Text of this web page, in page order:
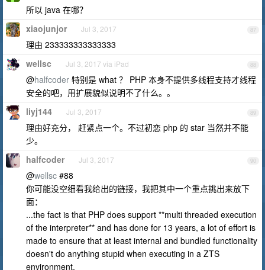
所以 java 在哪？
87
xiaojunjor Jul 3, 2017
理由 233333333333333
88
wellsc Jul 3, 2017 via iPad
@halfcoder 特别是 what ？ PHP 本身不提供多线程支持才线程
安全的吧，用扩展貌似说明不了什么。。
89
liyj144 Jul 3, 2017
理由好充分， 赶紧点一个。不过初恋 php 的 star 当然并不能
少。
90
halfcoder Jul 3, 2017
@wellsc #88
你可能没空细看我给出的链接，我把其中一个重点挑出来放下
面：
...the fact is that PHP does support **multi threaded execution
of the interpreter** and has done for 13 years, a lot of effort is
made to ensure that at least internal and bundled functionality
doesn't do anything stupid when executing in a ZTS
environment.